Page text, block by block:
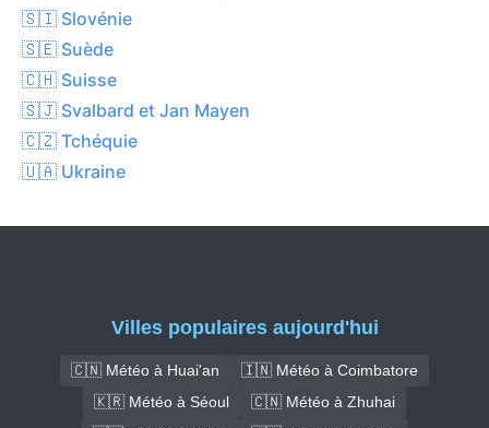
🇸🇮 Slovénie
🇸🇪 Suède
🇨🇭 Suisse
🇸🇯 Svalbard et Jan Mayen
🇨🇿 Tchéquie
🇺🇦 Ukraine
Villes populaires aujourd'hui
🇨🇳 Météo à Huai'an
🇮🇳 Météo à Coimbatore
🇰🇷 Météo à Séoul
🇨🇳 Météo à Zhuhai